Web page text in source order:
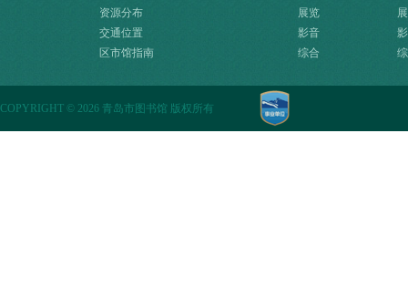
资源分布
交通位置
区市馆指南
展览
影音
综合
COPYRIGHT © 2026 青岛市图书馆 版权所有